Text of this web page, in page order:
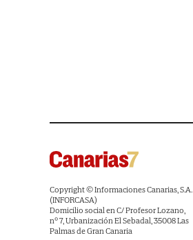
Copyright © Informaciones Canarias, S.A.
(INFORCASA)
Domicilio social en C/ Profesor Lozano,
nº 7, Urbanización El Sebadal, 35008 Las
Palmas de Gran Canaria